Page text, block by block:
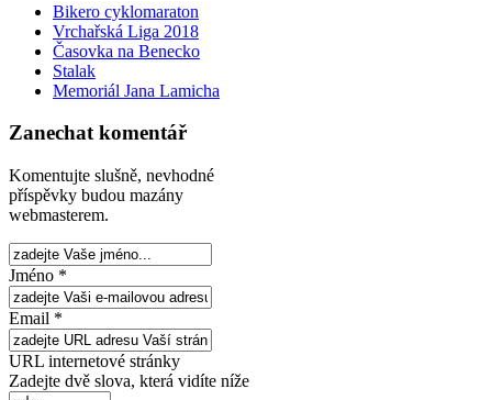
Bikero cyklomaraton
Vrchařská Liga 2018
Časovka na Benecko
Stalak
Memoriál Jana Lamicha
Zanechat komentář
Komentujte slušně, nevhodné
příspěvky budou mazány
webmasterem.
Jméno *
Email *
URL internetové stránky
Zadejte dvě slova, která vidíte níže